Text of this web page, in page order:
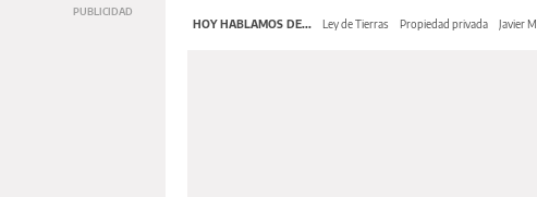
HOY HABLAMOS DE... Ley de Tierras Propiedad privada Javier